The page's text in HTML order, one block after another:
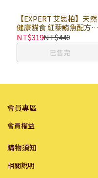
【EXPERT 艾思柏】天然
健康貓食 紅藜鮪魚配方
1.5kg × 包｜貓乾糧 貓飼
料 有穀飼料 紅藜貓飼料
NT$319NT$440
已售完
會員專區
會員權益
購物須知
相關說明